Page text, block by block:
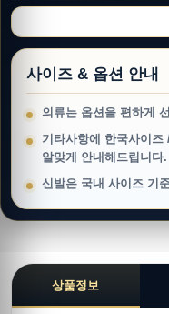
사이즈 & 옵션 안내
의류는 옵션을 편하게
기타사항에 한국사이
알맞게 안내해드립니다.
신발은 국내 사이즈 기
상품정보